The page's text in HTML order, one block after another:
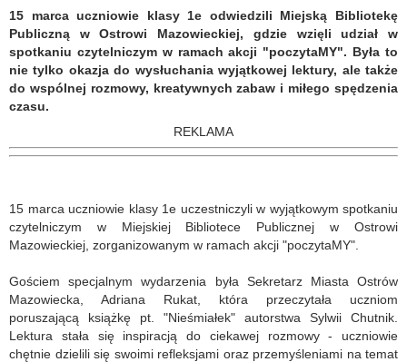
15 marca uczniowie klasy 1e odwiedzili Miejską Bibliotekę
Publiczną w Ostrowi Mazowieckiej, gdzie wzięli udział w
spotkaniu czytelniczym w ramach akcji "poczytaMY". Była to
nie tylko okazja do wysłuchania wyjątkowej lektury, ale także
do wspólnej rozmowy, kreatywnych zabaw i miłego spędzenia
czasu.
REKLAMA
15 marca uczniowie klasy 1e uczestniczyli w wyjątkowym spotkaniu
czytelniczym w Miejskiej Bibliotece Publicznej w Ostrowi
Mazowieckiej, zorganizowanym w ramach akcji "poczytaMY".
Gościem specjalnym wydarzenia była Sekretarz Miasta Ostrów
Mazowiecka, Adriana Rukat, która przeczytała uczniom
poruszającą książkę pt. "Nieśmiałek" autorstwa Sylwii Chutnik.
Lektura stała się inspiracją do ciekawej rozmowy - uczniowie
chętnie dzielili się swoimi refleksjami oraz przemyśleniami na temat